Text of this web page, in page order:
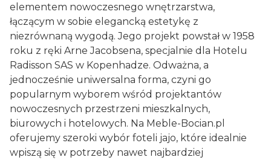
elementem nowoczesnego wnętrzarstwa,
łączącym w sobie elegancką estetykę z
niezrównaną wygodą. Jego projekt powstał w 1958
roku z ręki Arne Jacobsena, specjalnie dla Hotelu
Radisson SAS w Kopenhadze. Odważna, a
jednocześnie uniwersalna forma, czyni go
popularnym wyborem wśród projektantów
nowoczesnych przestrzeni mieszkalnych,
biurowych i hotelowych. Na Meble-Bocian.pl
oferujemy szeroki wybór foteli jajo, które idealnie
wpiszą się w potrzeby nawet najbardziej